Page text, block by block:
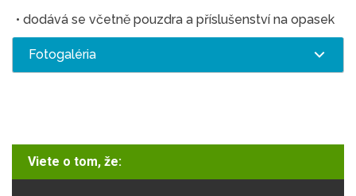
• dodává se včetně pouzdra a příslušenství na opasek
Fotogaléria
Viete o tom, že: